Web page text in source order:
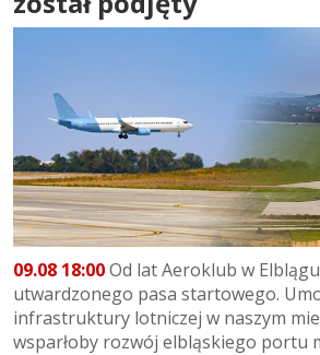
09.08 18:00Od lat Aeroklub w
utwardzonego pasa startowego.
infrastruktury lotniczej w naszym
wsparłoby rozwój elbląskiego portu